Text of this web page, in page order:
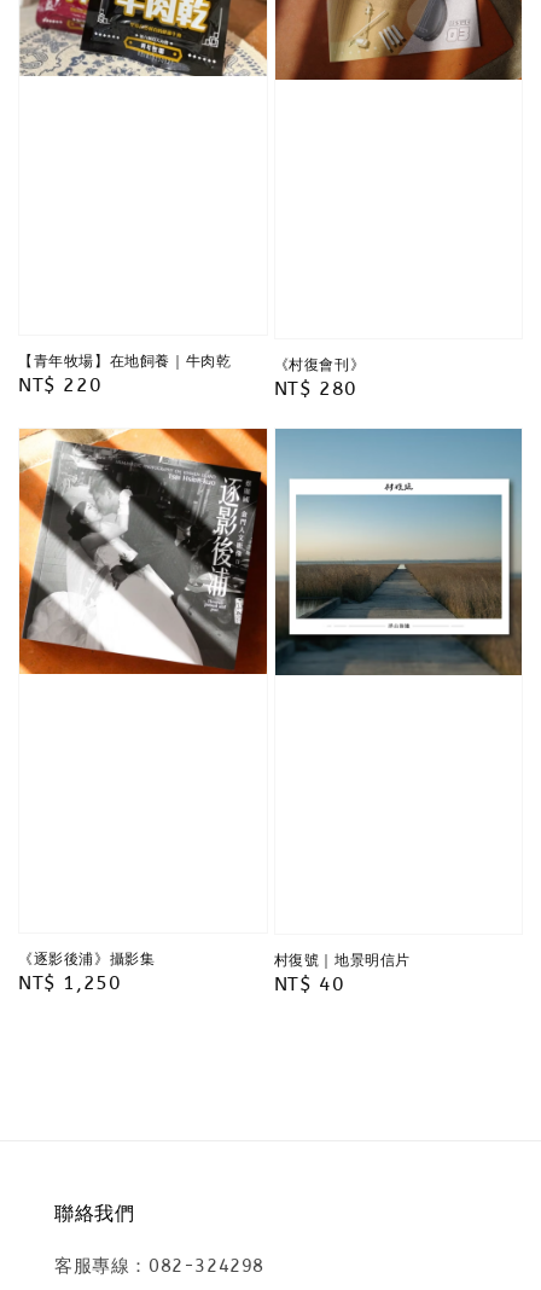
【青年牧場】在地飼養｜牛肉乾
Regular
NT$ 220
《村復會刊》
Regular
NT$ 280
《逐影後浦》攝影集
Regular
NT$ 1,250
村復號｜地景明信片
Regular
NT$ 40
聯絡我們
客服專線：082-324298